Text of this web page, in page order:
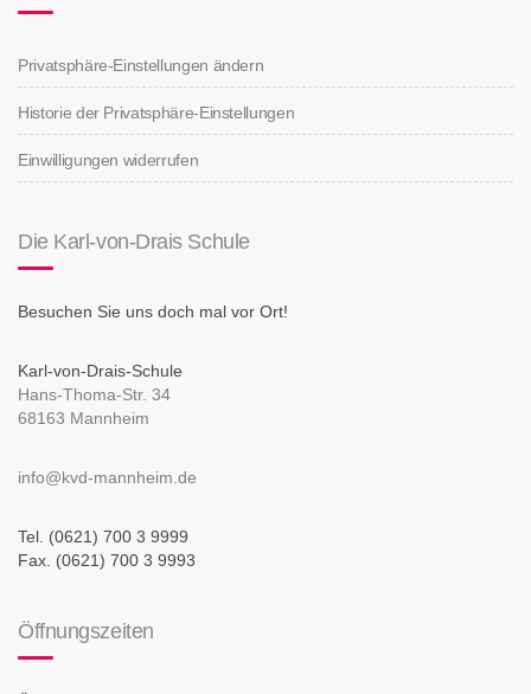
Privatsphäre-Einstellungen ändern
Historie der Privatsphäre-Einstellungen
Einwilligungen widerrufen
Die Karl-von-Drais Schule
Besuchen Sie uns doch mal vor Ort!
Karl-von-Drais-Schule
Hans-Thoma-Str. 34
68163 Mannheim
info@kvd-mannheim.de
Tel. (0621) 700 3 9999
Fax. (0621) 700 3 9993
Öffnungszeiten